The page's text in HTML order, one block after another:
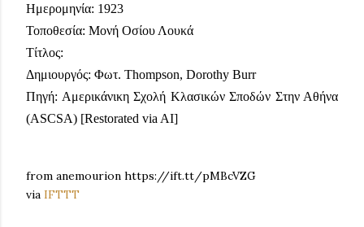
Ημερομηνία: 1923
Τοποθεσία: Μονή Οσίου Λουκά
Τίτλος:
Δημιουργός: Φωτ. Thompson, Dorothy Burr
Πηγή: Αμερικάνικη Σχολή Κλασικών Σποδών Στην Αθήνα
(ASCSA) [Restorated via AI]
from anemourion https://ift.tt/pMBcVZG
via IFTTT